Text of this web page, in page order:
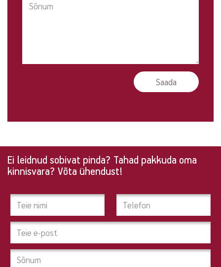
Ei
leidnud
sobivat
pinda?
Tahad
pakkuda
oma
Ei leidnud sobivat pinda? Tahad pakkuda oma
kinnisvara? Võta ühendust!